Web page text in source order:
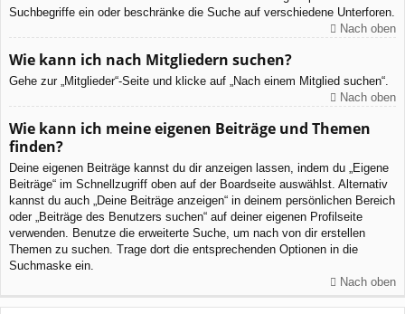
Suchbegriffe ein oder beschränke die Suche auf verschiedene Unterforen.
Nach oben
Wie kann ich nach Mitgliedern suchen?
Gehe zur „Mitglieder“-Seite und klicke auf „Nach einem Mitglied suchen“.
Nach oben
Wie kann ich meine eigenen Beiträge und Themen
finden?
Deine eigenen Beiträge kannst du dir anzeigen lassen, indem du „Eigene
Beiträge“ im Schnellzugriff oben auf der Boardseite auswählst. Alternativ
kannst du auch „Deine Beiträge anzeigen“ in deinem persönlichen Bereich
oder „Beiträge des Benutzers suchen“ auf deiner eigenen Profilseite
verwenden. Benutze die erweiterte Suche, um nach von dir erstellen
Themen zu suchen. Trage dort die entsprechenden Optionen in die
Suchmaske ein.
Nach oben